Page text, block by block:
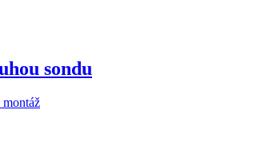
sondu
montáž